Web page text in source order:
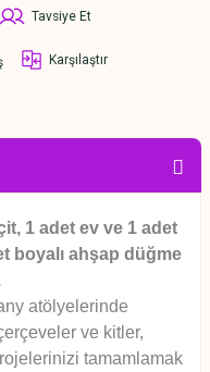
Tavsiye Et
Karşılaştır
1 adet ev ve 1 adet
boyalı ahşap düğme
atölyelerinde
ve kitler,
tamamlamak